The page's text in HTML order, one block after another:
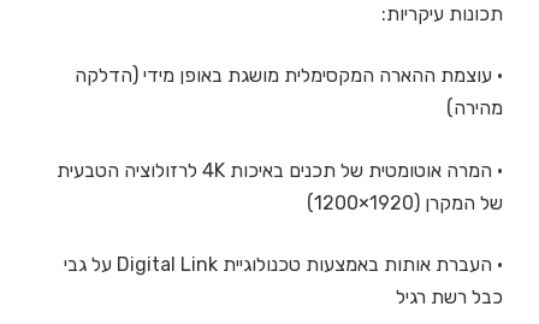
תכונות עיקריות:
• עוצמת ההארה המקסימלית מושגת באופן מידי (הדלקה
מהירה)
• המרה אוטומטית של תכנים באיכות 4K לרזולוציה הטבעית
של המקרן (1920×1200)
• העברת אותות באמצעות טכנולוגיית Digital Link על גבי
כבל רשת רגיל